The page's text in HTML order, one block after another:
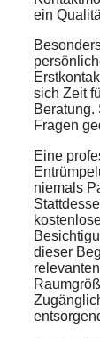
ein
sich Zeit
Beratung.
Fragen
Eine
niemals
dieser